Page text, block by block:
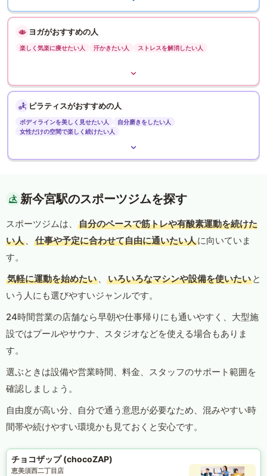
ヨガがおすすめの人
楽しく気楽に痩せたい人 汗かきたい人 ストレスを解消したい人
ピラティスがおすすめの人
ボディラインを美しく見せたい人
自分磨きをしたい人
女性だけの空間で楽しく続けたい人
新今宮駅のスポーツジムを探す
スポーツジムは、
自分のペースで筋トレや有酸素運動を続けた
い人 、 仕事や予定に合わせて自由に通いたい人に向いていま
す。
気軽に運動を始めたい 、 いろいろなマシンや設備を使いたい と
いう人にも選びやすいジャンルです。
24時間営業の店舗なら早朝や仕事帰りにも通いやすく、大型施
設ではプールやサウナ、スタジオなどを使える場合もありま
す。
選ぶときは設備や営業時間、料金、スタッフのサポート範囲を
確認しましょう。
自由度が高い分、自分で通う意思が必要なため、混みやすい時
間帯や続けやすい環境かも見ておくと安心です。
チョコザップ (chocoZAP)
恵美須西二丁目店